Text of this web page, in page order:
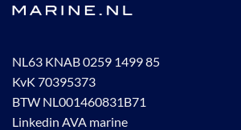
NL63 KNAB 0259 1499 85
KvK 70395373
BTW NL001460831B71
Linkedin AVA marine